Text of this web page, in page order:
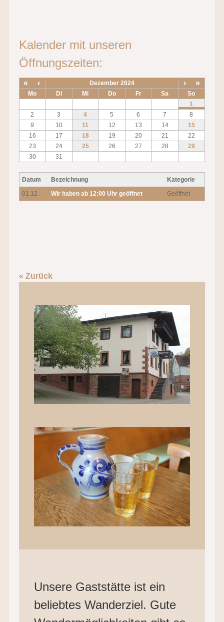
Kalender mit unseren
Öffnungszeiten:
« ‹ Dezember 2024 › »
Mo Di Mi Do Fr Sa
So
1
2
3 4 5 6 7
8
9
10 11 12 13 14
15
16
17 18 19 20 21
22
23
24 25 26 27 28
29
30
31
Datum Bezeichnung
Kategorie
01.12.
Wir haben ab 12:00 Uhr geöffnet Geöffnet
« Zurück
Unsere Gaststätte ist ein
beliebtes Wanderziel. Gute